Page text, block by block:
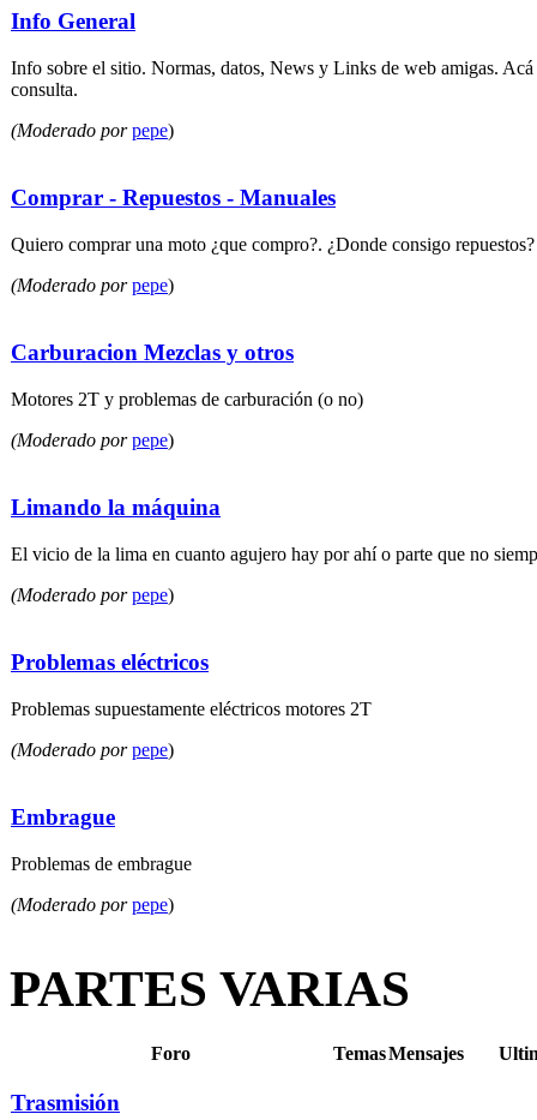
Info General
Info sobre el sitio. Normas, datos, News y Links de web amigas.
consulta.
(Moderado por pepe)
Comprar - Repuestos - Manuales
Quiero comprar una moto ¿que compro?. ¿Donde consigo repuestos?
(Moderado por pepe)
Carburacion Mezclas y otros
Motores 2T y problemas de carburación (o no)
(Moderado por pepe)
Limando la máquina
El vicio de la lima en cuanto agujero hay por ahí o parte que no
(Moderado por pepe)
Problemas eléctricos
Problemas supuestamente eléctricos motores 2T
(Moderado por pepe)
Embrague
Problemas de embrague
(Moderado por pepe)
PARTES VARIAS
Foro TemasMensajes
Trasmisión